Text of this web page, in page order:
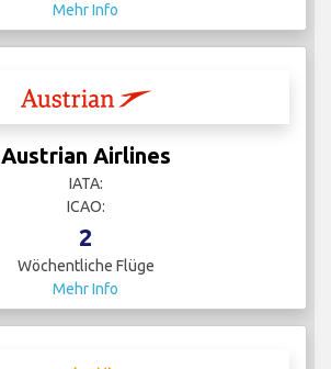
Mehr Info
Austrian Airlines
IATA:
ICAO:
2
Wöchentliche Flüge
Mehr Info